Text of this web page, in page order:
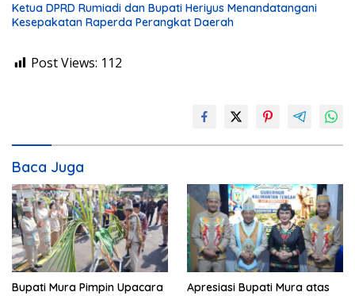
Ketua DPRD Rumiadi dan Bupati Heriyus Menandatangani
Kesepakatan Raperda Perangkat Daerah
Post Views: 112
Baca Juga
Bupati Mura Pimpin Upacara
Apresiasi Bupati Mura atas